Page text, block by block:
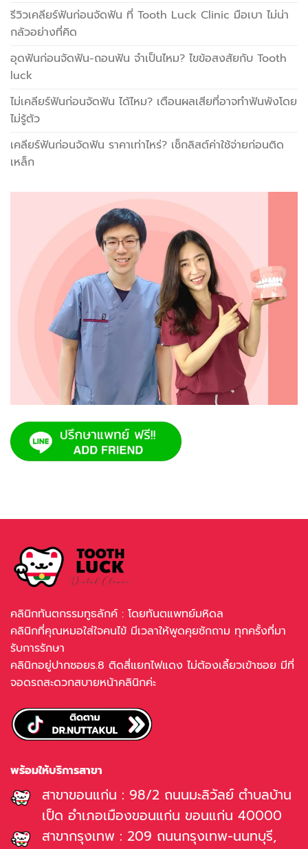
รีวิวเคลียร์ฟันก่อนจัดฟัน ที่ Tooth Luck Clinic มือเบา ไม่น่า
กลัวอย่างที่คิด
อุดฟันก่อนจัดฟัน-ถอนฟัน จำเป็นไหม? ไขข้อสงสัยกับ Tooth
luck
ไม่เคลียร์ฟันก่อนจัดฟัน ได้ไหม? เตือนผลเสียที่อาจทำฟันพังโดย
ไม่รู้ตัว
เคลียร์ฟันก่อนจัดฟัน ราคาเท่าไหร่? เช็กลิสต์ค่าใช้จ่ายก่อนติด
เหล็ก
คลินิกทันตกรรมทูธลักค์ : โดยทันตแพทย์มหิดล
คลินิกที่คุณหมอใส่ใจคนไข้ มีเวลาให้พูดคุยซักถาม ทุกครั้งที่มา
รับการรักษา
คลินิกอยู่ปากซอยร.8 ติดสี่แยกไฟแดง ไม่ต้องเลี้ยวเข้าซอย มีที่
จอดรถสะดวกสบายหน้าคลินิกค่ะ
พร้อมให้บริการสาขา
สาขาขอนแก่น : 98/2 ถนนมะลิวัลย์ ตำบลบ้าน
เป็ด อำเภอเมืองขอนแก่น ขอนแก่น 40000
สาขากรุงเทพ : 209 ถนนกรุงเทพ-นนทบุรี,